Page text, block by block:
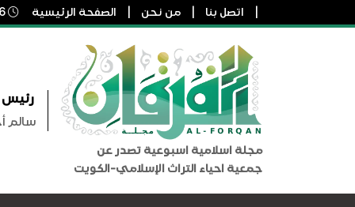
اتصل بنا من نحن الصفحة الرئيسية
مجلة اسلامية اسبوعية تصدر عن
جمعية احياء التراث الإسلامي-الكويت
رئيس
سالم